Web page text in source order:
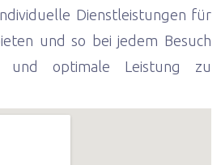
Dienstleistungen für
und so bei jedem Besuch
und optimale Leistung zu